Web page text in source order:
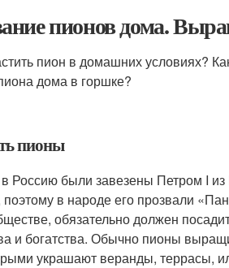
пионов дома.
пион в домашних условиях?
дома в горшке?
пионы
Россию были завезены Петром I из
в народе его прозвали
обязательно должен
и богатства. Обычно пионы
украшают веранды, террасы,